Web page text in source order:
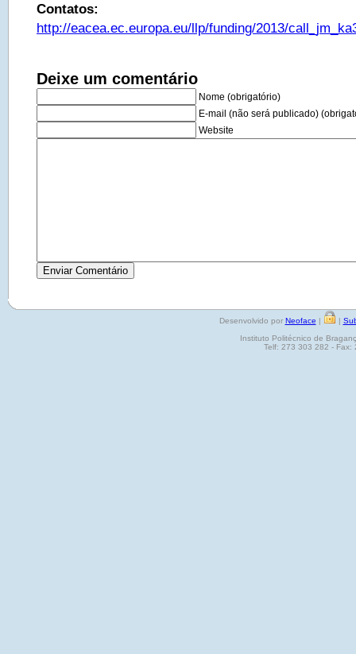
Contatos:
http://eacea.ec.europa.eu/llp/funding/2013/
Deixe um comentário
Nome (obrigatório)
E-mail (não será publicado)
Website
Desenvolvido por Neoface | |
Instituto Politécnico de
Telf: 273 303 282 - Fax: